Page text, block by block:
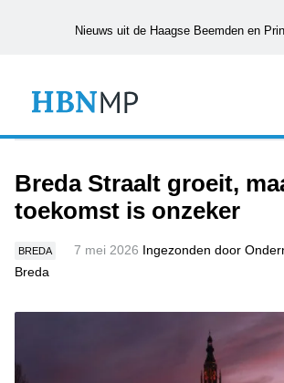
Nieuws uit de Haagse Beemden en
Breda Straalt groeit,
toekomst is onzeker
BREDA 7 mei 2026 Ingezonden door
Breda